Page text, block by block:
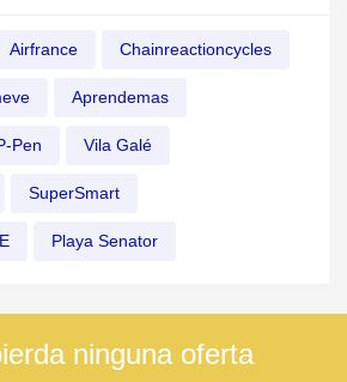
Airfrance Chainreactioncycles
Aprendemas
Pen Vila Galé
SuperSmart
Playa Senator
ninguna oferta